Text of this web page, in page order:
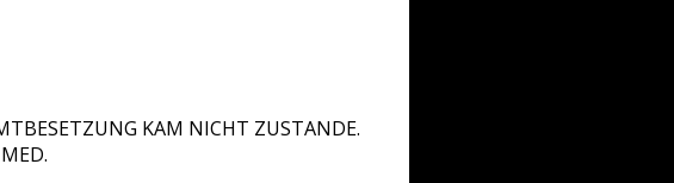
KAM NICHT ZUSTANDE.